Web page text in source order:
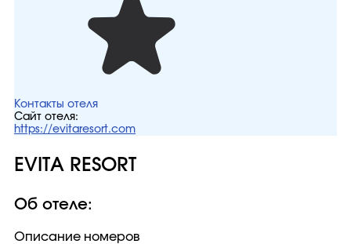
Контакты отеля
Сайт отеля:
https://evitaresort.com
EVITA RESORT
Об отеле:
Описание номеров